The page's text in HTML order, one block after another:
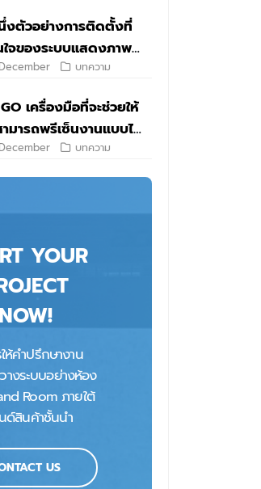
งตัวอย่างการติดตั้งที่
จของระบบแสดงภาพ
ะ Multi-Screen
บทความ
เครื่องมือที่จะช่วยให้
ารถพรีเซ็นงานแบบไร้
ด้อย่างเต็ม
ธิภาพ!
บทความ
YOUR
NOW!
ห้คำปรึกษางาน
งระบบอย่างห้อง
Room ภายใต้
ด์สินค้าชั้นนำ
US